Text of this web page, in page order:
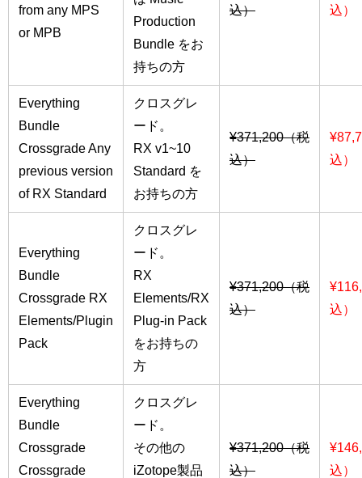
from any MPS
or MPB
Production
Bundle をお
持ちの方
込）
込）
Everything
Bundle
Crossgrade Any
previous version
of RX Standard
クロスグレ
ード。
RX v1~10
Standard を
お持ちの方
¥371,200（税
込）
込）
Everything
Bundle
Crossgrade RX
Elements/Plugin
Pack
クロスグレ
ード。
RX
Elements/RX
Plug-in Pack
をお持ちの
方
¥371,200（税
込）
込）
Everything
Bundle
Crossgrade
Crossgrade
クロスグレ
ード。
その他の
iZotope製品
¥371,200（税
込）
込）